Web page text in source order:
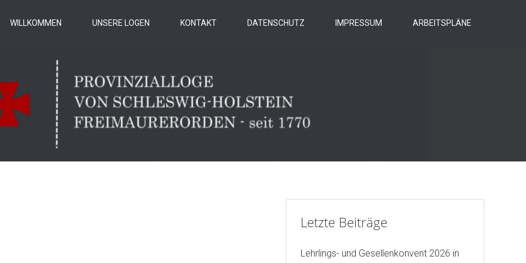
WILLKOMMEN UNSERE LOGEN KONTAKT DATENSCHUTZ IMPRESSUM ARBEITSPLÄNE
Letzte Beiträge
Lehrlings- und Gesellenkonvent 2026 in